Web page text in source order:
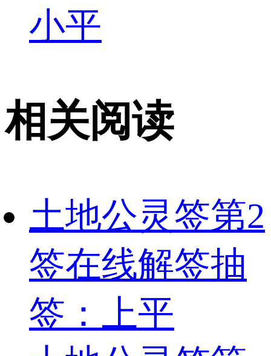
小平
相关阅读
土地公灵签第2
签在线解签抽
签：上平